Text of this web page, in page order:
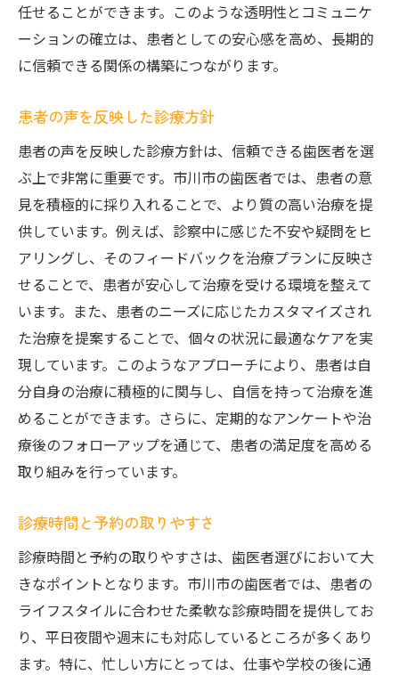
任せることができます。このような透明性とコミュニケ
ーションの確立は、患者としての安心感を高め、長期的
に信頼できる関係の構築につながります。
患者の声を反映した診療方針
患者の声を反映した診療方針は、信頼できる歯医者を選
ぶ上で非常に重要です。市川市の歯医者では、患者の意
見を積極的に採り入れることで、より質の高い治療を提
供しています。例えば、診察中に感じた不安や疑問をヒ
アリングし、そのフィードバックを治療プランに反映さ
せることで、患者が安心して治療を受ける環境を整えて
います。また、患者のニーズに応じたカスタマイズされ
た治療を提案することで、個々の状況に最適なケアを実
現しています。このようなアプローチにより、患者は自
分自身の治療に積極的に関与し、自信を持って治療を進
めることができます。さらに、定期的なアンケートや治
療後のフォローアップを通じて、患者の満足度を高める
取り組みを行っています。
診療時間と予約の取りやすさ
診療時間と予約の取りやすさは、歯医者選びにおいて大
きなポイントとなります。市川市の歯医者では、患者の
ライフスタイルに合わせた柔軟な診療時間を提供してお
り、平日夜間や週末にも対応しているところが多くあり
ます。特に、忙しい方にとっては、仕事や学校の後に通